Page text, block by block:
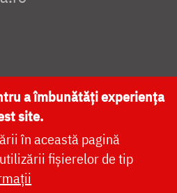
CATEDRALA NAȚIONALĂ
a îmbunătăți experiența
site.
în această pagină
fișierelor de tip